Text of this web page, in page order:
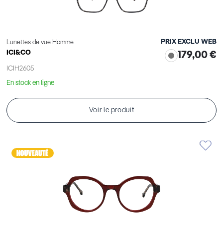
Lunettes de vue Homme
ICI&CO
ICIH2605
PRIX EXCLU WEB
179,00 €
En stock en ligne
Voir le produit